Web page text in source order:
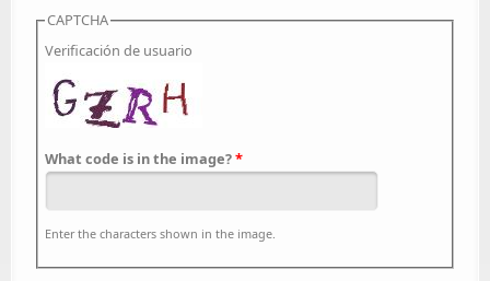
CAPTCHA
Verificación de usuario
What code is in the image?*
Enter the characters shown in the image.